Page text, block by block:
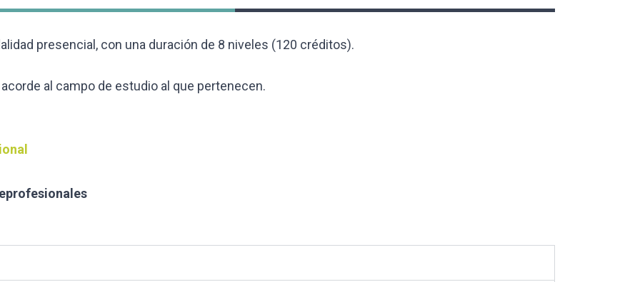
presencial, con una duración de 8 niveles (120 créditos).
al campo de estudio al que pertenecen.